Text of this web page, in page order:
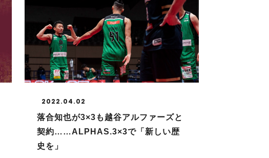
2022.04.02
落合知也が3×3も越谷アルファーズと
契約……ALPHAS.3×3で「新しい歴
史を」